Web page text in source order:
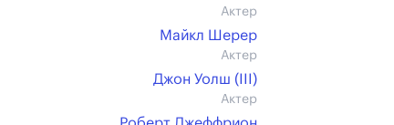
Актер
Майкл Шерер
Актер
Джон Уолш (III)
Актер